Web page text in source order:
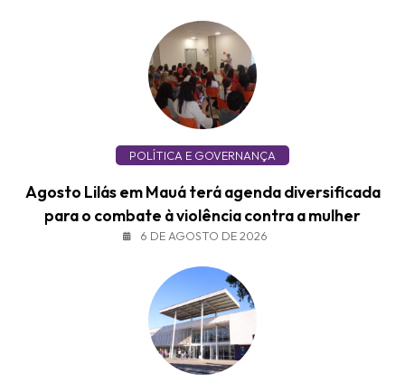
POLÍTICA E GOVERNANÇA
Agosto Lilás em Mauá terá agenda diversificada
para o combate à violência contra a mulher
6 DE AGOSTO DE 2026